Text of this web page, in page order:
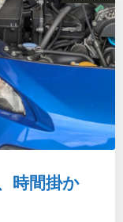
時間掛か